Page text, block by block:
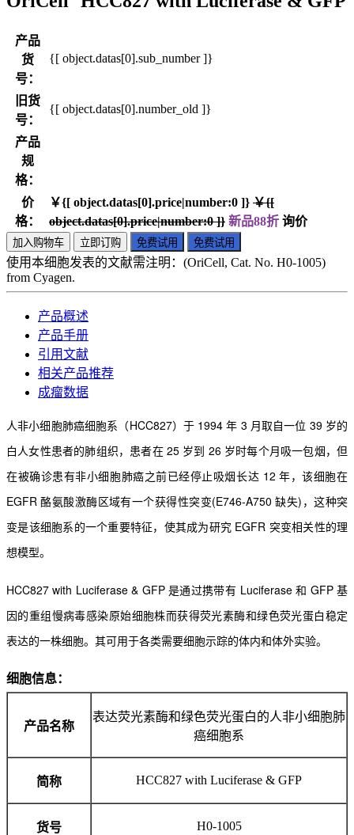
产品
货
号：
{[ object.datas[0].sub_number ]}
旧货
号：
{[ object.datas[0].number_old ]}
产品
规
格：
价
格：
￥{[ object.datas[0].price|number:0 ]} ￥{[
object.datas[0].price|number:0 ]} 新品88折 询价
加入购物车 立即订购 免费试用 免费试用
使用本细胞发表的文献需注明：(OriCell, Cat. No. H0-1005)
from Cyagen.
产品概述
产品手册
引用文献
相关产品推荐
成瘤数据
人非小细胞肺癌细胞系（HCC827）于 1994 年 3 月取自一位 39 岁的
白人女性患者的肺组织，患者在 25 岁到 26 岁时每个月吸一包烟，但
在被确诊患有非小细胞肺癌之前已经停止吸烟长达 12 年，该细胞在
EGFR 酪氨酸激酶区域有一个获得性突变(E746-A750 缺失)，这种突
变是该细胞系的一个重要特征，使其成为研究 EGFR 突变相关性的理
想模型。
HCC827 with Luciferase & GFP 是通过携带有 Luciferase 和 GFP 基
因的重组慢病毒感染原始细胞株而获得荧光素酶和绿色荧光蛋白稳定
表达的一株细胞。其可用于各类需要细胞示踪的体内和体外实验。
细胞信息：
产品名称
表达荧光素酶和绿色荧光蛋白的人非小细胞肺
癌细胞系
简称 HCC827 with Luciferase & GFP
货号 H0-1005